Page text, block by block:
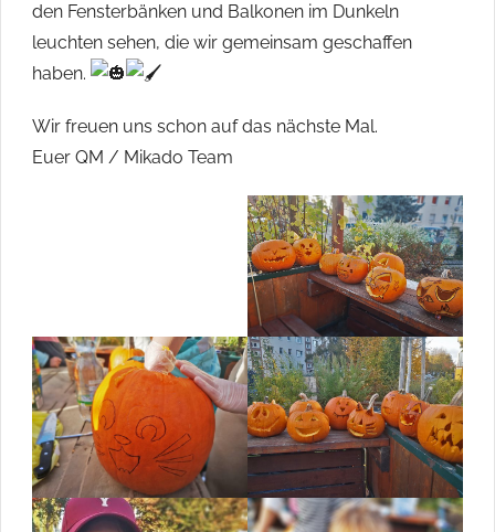
den Fensterbänken und Balkonen im Dunkeln
leuchten sehen, die wir gemeinsam geschaffen
haben.
Wir freuen uns schon auf das nächste Mal.
Euer QM / Mikado Team